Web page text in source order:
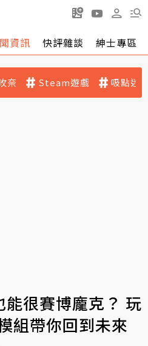
資訊 快評雜談 紳士專區
奈 Steam遊戲 吸點迷
能很賽博龐克？ 玩
組帶你回到未來